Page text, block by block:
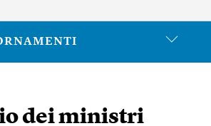
dei ministri